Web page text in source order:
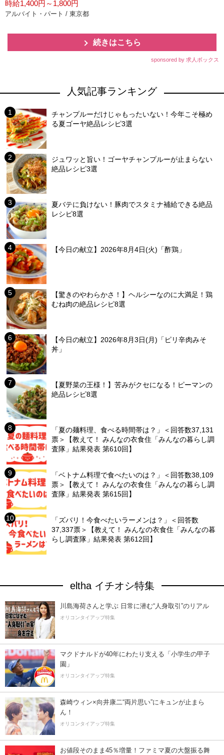
時給1,400円～1,800円
アルバイト・パート / 東京都
続きはこちら
sponsored by 求人ボックス
人気記事ランキング
チャンプルーだけじゃもったいない！今年こそ極め
る夏ゴーヤ絶品レシピ3選
ジュワッと旨い！ゴーヤチャンプルーが止まらない
絶品レシピ3選
夏バテに負けない！豚肉でスタミナ補給できる絶品
レシピ8選
【今日の献立】2026年8月4日(火)「酢鶏」
【驚きのやわらかさ！】ヘルシーなのに大満足！鶏
むね肉の絶品レシピ8選
【今日の献立】2026年8月3日(月)「ピリ辛肉みそ
丼」
【夏野菜の王様！】苦みがクセになる！ピーマンの
絶品レシピ8選
「夏の麺料理、食べる時間帯は？」＜回答数37,131
票＞【教えて！ みんなの衣食住「みんなの暮らし調
査隊」結果発表 第610回】
「ベトナム料理で食べたいのは？」＜回答数38,109
票＞【教えて！ みんなの衣食住「みんなの暮らし調
査隊」結果発表 第615回】
「ズバリ！今食べたいラーメンは？」＜回答数
37,337票＞【教えて！ みんなの衣食住「みんなの暮
らし調査隊」結果発表 第612回】
eltha イチオシ特集
川島海荷さんと学ぶ 日常に潜む“人身取引”のリアル
オリコンタイアップ特集
マクドナルドが40年にわたり支える「小学生の甲子
園」
オリコンタイアップ特集
森崎ウィン×向井康二“両片思い”にキュンが止まら
ん！
オリコンタイアップ特集
お値段そのまま45％増量！ファミマ夏の大盤振る舞